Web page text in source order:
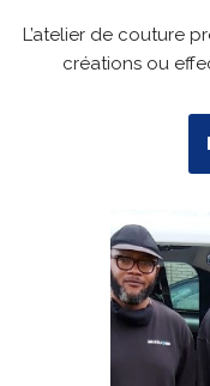
L’atelier de couture
créations ou